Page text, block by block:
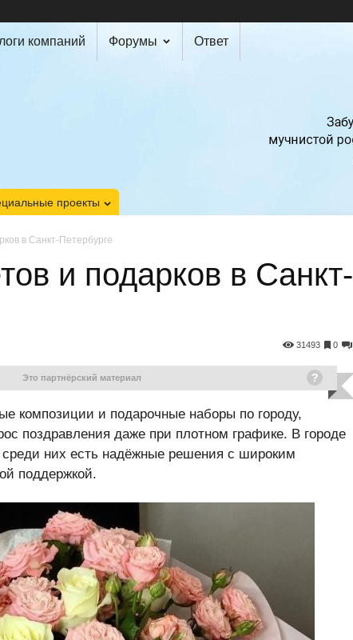
компаний Форумы Ответ
проекты
в Санкт-Петербурге
и подарков в Санкт-
0
31493
Это партнёрский материал
композиции и подарочные наборы по городу,
поздравления даже при плотном графике. В городе
них есть надёжные решения с широким
поддержкой.